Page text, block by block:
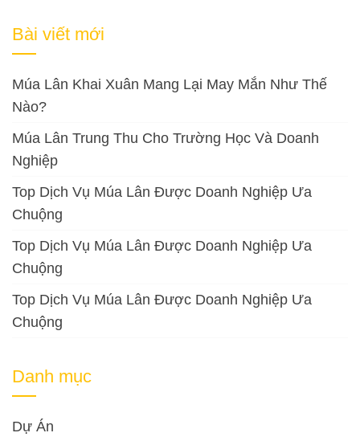
Bài viết mới
Múa Lân Khai Xuân Mang Lại May Mắn Như Thế
Nào?
Múa Lân Trung Thu Cho Trường Học Và Doanh
Nghiệp
Top Dịch Vụ Múa Lân Được Doanh Nghiệp Ưa
Chuộng
Top Dịch Vụ Múa Lân Được Doanh Nghiệp Ưa
Chuộng
Top Dịch Vụ Múa Lân Được Doanh Nghiệp Ưa
Chuộng
Danh mục
Dự Án